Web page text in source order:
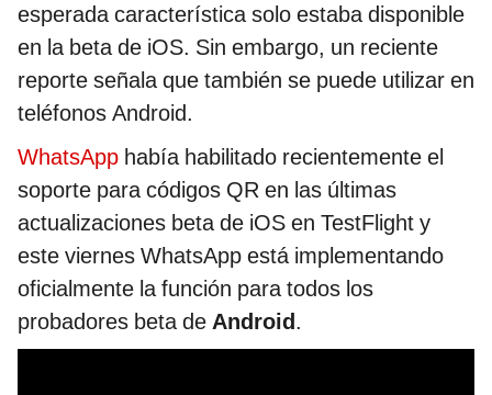
esperada característica solo estaba disponible
en la beta de iOS. Sin embargo, un reciente
reporte señala que también se puede utilizar en
teléfonos Android.
WhatsApp había habilitado recientemente el
soporte para códigos QR en las últimas
actualizaciones beta de iOS en TestFlight y
este viernes WhatsApp está implementando
oficialmente la función para todos los
probadores beta de Android.